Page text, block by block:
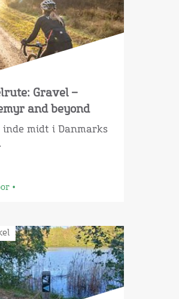
Gravel –
and beyond
inde midt i Danmarks
•